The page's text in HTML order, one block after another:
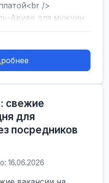
/>
Авиве для мужчин
свежие
для
посредников
16.06.2026